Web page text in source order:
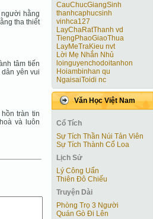
hằng
tha thiết
tâm tiến
yên vui
tràn tin
và luôn
CauChucGiangSinh
thanhcaphucsinh
vinhca127
LayChaRatThanh vd
TiengPhaoGiaoThua
LayMeTraKieu nvt
Lời Mẹ Nhắn Nhủ
loinguyenchodoitanhon
Hoiambinhan qu
NgaisaiToidi nc
Văn Học Việt Nam
Cổ Tích
Sự Tích Thần Núi Tản Viên
Sự Tích Thành Cổ Loa
Lịch Sử
Lý Công Uẩn
Thiên Đô Chiếu
Truyện Dài
Phòng Trọ 3 Người
Quán Gò Đi Lên